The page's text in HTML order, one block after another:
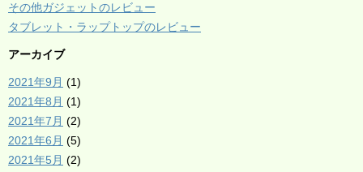
その他ガジェットのレビュー
タブレット・ラップトップのレビュー
アーカイブ
2021年9月 (1)
2021年8月 (1)
2021年7月 (2)
2021年6月 (5)
2021年5月 (2)